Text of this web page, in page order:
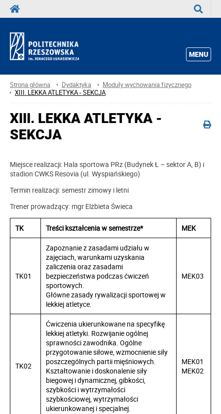
MENU
Strona główna Dydaktyka
Moduły wychowania fizycznego
XIII. LEKKA ATLETYKA - SEKCJA
XIII. LEKKA ATLETYKA -
SEKCJA
Miejsce realizacji: Hala sportowa PRz (Budynek Ł – sektor A, B) i
stadion CWKS Resovia (ul. Wyspiańskiego)
Termin realizacji: semestr zimowy i letni
Trener prowadzący: mgr Elżbieta Świeca
TK Treści kształcenia w semestrze* MEK
TK01
Zapoznanie z zasadami udziału w
zajęciach, warunkami uzyskania
zaliczenia oraz zasadami
bezpieczeństwa podczas ćwiczeń
sportowych.
Główne zasady rywalizacji sportowej w
lekkiej atletyce.
MEK03
TK02
Ćwiczenia ukierunkowane na specyfikę
lekkiej atletyki. Rozwijanie ogólnej
sprawności zawodnika. Ogólne
przygotowanie siłowe, wzmocnienie siły
poszczególnych partii mięśniowych.
Kształtowanie i doskonalenie siły
biegowej i dynamicznej, gibkości,
szybkości i wytrzymałości
szybkościowej, wytrzymałości
ukierunkowanej i specjalnej.
MEK01
MEK02